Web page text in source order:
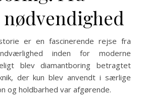
er en fascinerende rejse fra
inden for moderne
blev diamantboring betragtet
der kun blev anvendt i særlige
og holdbarhed var afgørende.